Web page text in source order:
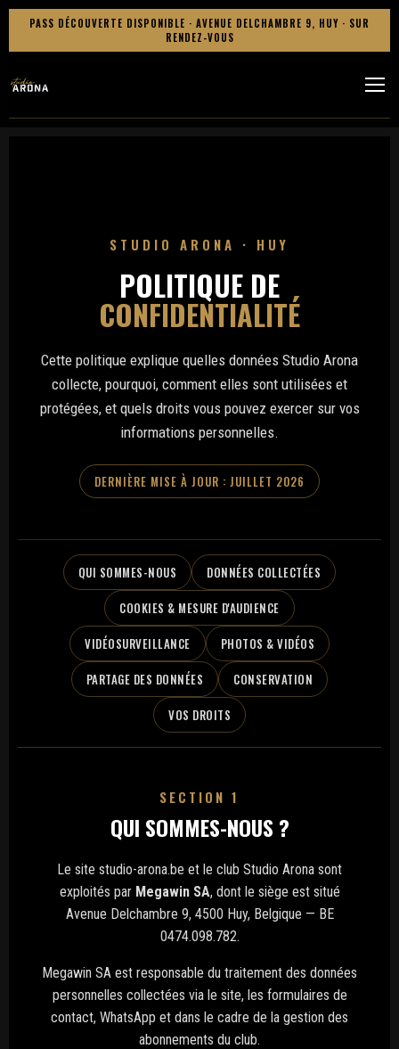
PASS DÉCOUVERTE DISPONIBLE · AVENUE DELCHAMBRE 9, HUY · SUR
RENDEZ-VOUS
STUDIO ARONA · HUY
POLITIQUE DE
CONFIDENTIALITÉ
Cette politique explique quelles données Studio Arona
collecte, pourquoi, comment elles sont utilisées et
protégées, et quels droits vous pouvez exercer sur vos
informations personnelles.
DERNIÈRE MISE À JOUR : JUILLET 2026
QUI SOMMES-NOUS
DONNÉES COLLECTÉES
COOKIES & MESURE D'AUDIENCE
VIDÉOSURVEILLANCE
PHOTOS & VIDÉOS
PARTAGE DES DONNÉES
CONSERVATION
VOS DROITS
SECTION 1
QUI SOMMES-NOUS ?
Le site studio-arona.be et le club Studio Arona sont
exploités par Megawin SA, dont le siège est situé
Avenue Delchambre 9, 4500 Huy, Belgique — BE
0474.098.782.
Megawin SA est responsable du traitement des données
personnelles collectées via le site, les formulaires de
contact, WhatsApp et dans le cadre de la gestion des
abonnements du club.